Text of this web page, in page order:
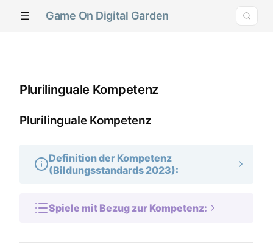
Game On Digital Garden
Plurilinguale Kompetenz
Plurilinguale Kompetenz
Definition der Kompetenz
(Bildungsstandards 2023):
Spiele mit Bezug zur Kompetenz: